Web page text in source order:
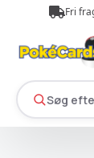
Fri
Søg